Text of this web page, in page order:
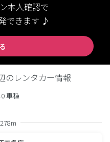
本人確認で
できます ♪
のレンタカー情報
車種